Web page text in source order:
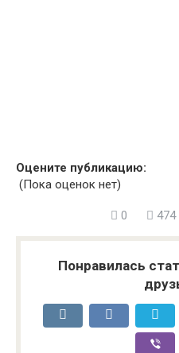
Оцените публикацию:
(Пока оценок нет)
0 474
Понравилась